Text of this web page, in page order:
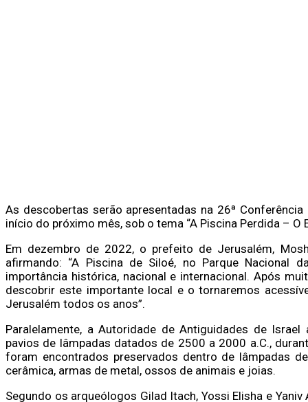
As descobertas serão apresentadas na 26ª
início do próximo mês, sob o tema “A Piscina Perdida – O
Em dezembro de 2022, o prefeito de Jerusalém,
afirmando: “A Piscina de Siloé, no Parque Nacional
importância histórica, nacional e internacional. Após
descobrir este importante local e o tornaremos
Jerusalém todos os anos”.
Paralelamente, a Autoridade de Antiguidades de
pavios de lâmpadas datados de 2500 a 2000 a.C.,
foram encontrados preservados dentro de lâmpadas
cerâmica, armas de metal, ossos de animais e joias.
Segundo os arqueólogos Gilad Itach, Yossi Elisha e